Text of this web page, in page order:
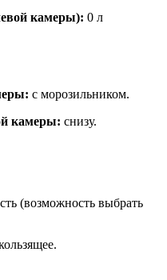
камеры): 0 л
с морозильником.
камеры: снизу.
(возможность выбрать